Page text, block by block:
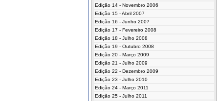
Edição 14 - Novembro 2006
Edição 15 - Abril 2007
Edição 16 - Junho 2007
Edição 17 - Fevereiro 2008
Edição 18 - Julho 2008
Edição 19 - Outubro 2008
Edição 20 - Março 2009
Edição 21 - Julho 2009
Edição 22 - Dezembro 2009
Edição 23 - Julho 2010
Edição 24 - Março 2011
Edição 25 - Julho 2011